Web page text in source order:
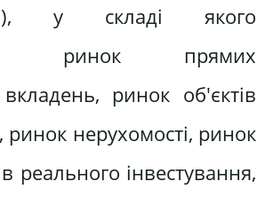
у складі якого
ринок прямих
ринок об'єктів
ринок нерухомості, ринок
реального інвестування,